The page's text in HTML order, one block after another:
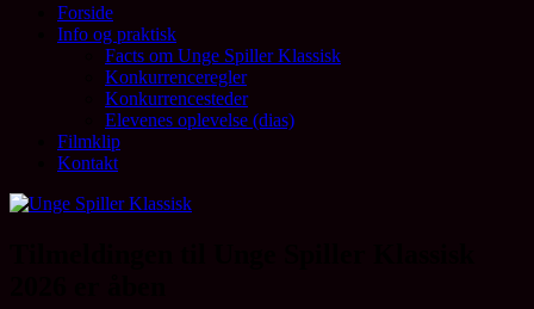
Forside
Info og praktisk
Facts om Unge Spiller Klassisk
Konkurrenceregler
Konkurrencesteder
Elevenes oplevelse (dias)
Filmklip
Kontakt